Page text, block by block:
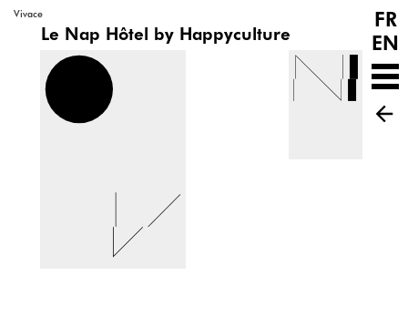
Vivace
Le Nap Hôtel by Happyculture
FR
EN